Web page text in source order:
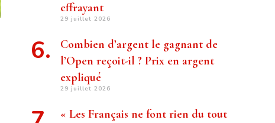
effrayant
29 juillet 2026
Combien d’argent le gagnant de
l’Open reçoit-il ? Prix ​​en argent
expliqué
29 juillet 2026
« Les Français ne font rien du tout